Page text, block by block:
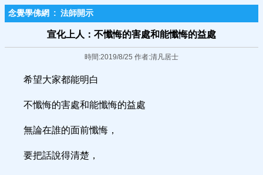
念覺學佛網 : 法師開示
宣化上人：不懺悔的害處和能懺悔的益處
時間:2019/8/25 作者:清凡居士
希望大家都能明白
不懺悔的害處和能懺悔的益處
無論在誰的面前懺悔，
要把話說得清楚，